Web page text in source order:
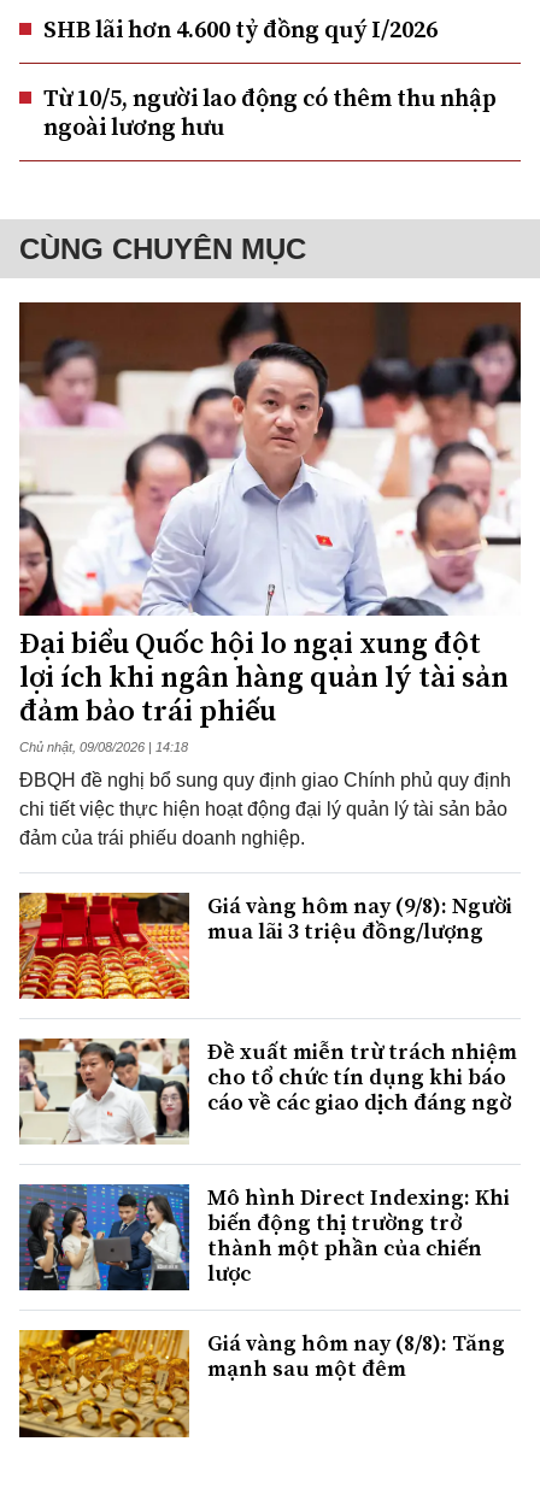
SHB lãi hơn 4.600 tỷ đồng quý I/2026
Từ 10/5, người lao động có thêm thu nhập
ngoài lương hưu
CÙNG CHUYÊN MỤC
Đại biểu Quốc hội lo ngại xung đột
lợi ích khi ngân hàng quản lý tài sản
đảm bảo trái phiếu
Chủ nhật, 09/08/2026 | 14:18
ĐBQH đề nghị bổ sung quy định giao Chính phủ quy định
chi tiết việc thực hiện hoạt động đại lý quản lý tài sản bảo
đảm của trái phiếu doanh nghiệp.
Giá vàng hôm nay (9/8): Người
mua lãi 3 triệu đồng/lượng
Đề xuất miễn trừ trách nhiệm
cho tổ chức tín dụng khi báo
cáo về các giao dịch đáng ngờ
Mô hình Direct Indexing: Khi
biến động thị trường trở
thành một phần của chiến
lược
Giá vàng hôm nay (8/8): Tăng
mạnh sau một đêm